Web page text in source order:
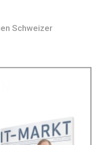
Schweizer